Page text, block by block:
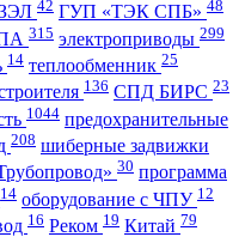
42 ГУП «ТЭК СПБ» 48
315 электроприводы 299
14 теплообменник 25
136 СПД БИРС 23
1044 предохранительные
208 шиберные задвижки
30 программа
14 оборудование с ЧПУ 12
16 Реком 19 Китай 79